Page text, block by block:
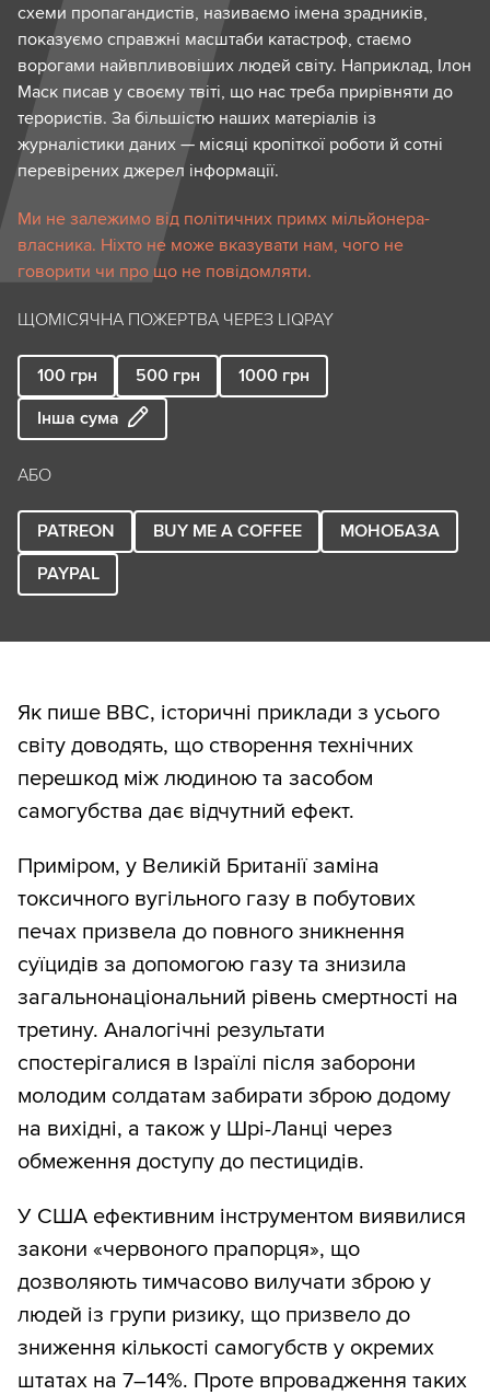
схеми пропагандистів, називаємо імена зрадників,
показуємо справжні масштаби катастроф, стаємо
ворогами найвпливовіших людей світу. Наприклад, Ілон
Маск писав у своєму твіті, що нас треба прирівняти до
терористів. За більшістю наших матеріалів із
журналістики даних — місяці кропіткої роботи й сотні
перевірених джерел інформації.
Ми не залежимо від політичних примх мільйонера-
власника. Ніхто не може вказувати нам, чого не
говорити чи про що не повідомляти.
ЩОМІСЯЧНА ПОЖЕРТВА ЧЕРЕЗ LIQPAY
100 грн 500 грн 1000 грн
Інша сума
АБО
PATREON BUY ME A COFFEE
МОНОБАЗА
PAYPAL
Як пише BBC, історичні приклади з усього
світу доводять, що створення технічних
перешкод між людиною та засобом
самогубства дає відчутний ефект.
Приміром, у Великій Британії заміна
токсичного вугільного газу в побутових
печах призвела до повного зникнення
суїцидів за допомогою газу та знизила
загальнонаціональний рівень смертності на
третину. Аналогічні результати
спостерігалися в Ізраїлі після заборони
молодим солдатам забирати зброю додому
на вихідні, а також у Шрі-Ланці через
обмеження доступу до пестицидів.
У США ефективним інструментом виявилися
закони «червоного прапорця», що
дозволяють тимчасово вилучати зброю у
людей із групи ризику, що призвело до
зниження кількості самогубств у окремих
штатах на 7–14%. Проте впровадження таких